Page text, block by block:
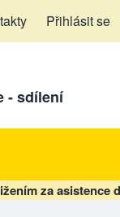
Přihlásit se
- sdílení
za asistence